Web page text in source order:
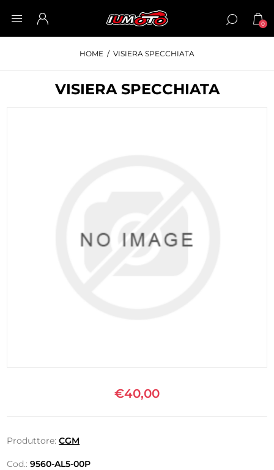
0
HOME / VISIERA SPECCHIATA
VISIERA SPECCHIATA
€40,00
Produttore: CGM
Cod.: 9560-AL5-00P